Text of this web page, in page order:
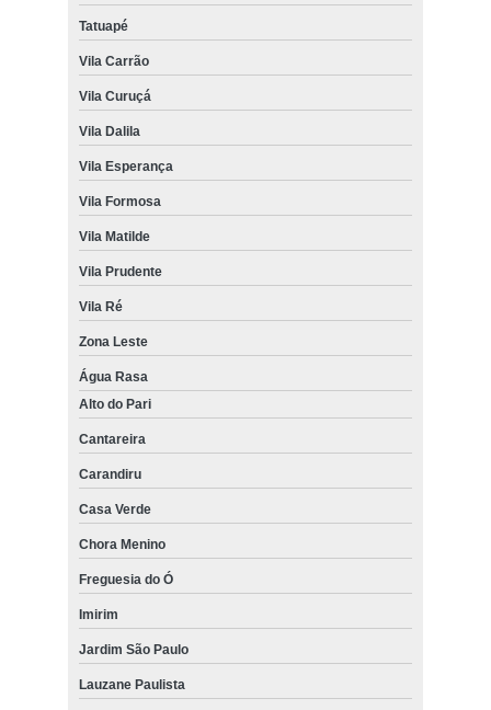
Tatuapé
Vila Carrão
Vila Curuçá
Vila Dalila
Vila Esperança
Vila Formosa
Vila Matilde
Vila Prudente
Vila Ré
Zona Leste
Água Rasa
Alto do Pari
Cantareira
Carandiru
Casa Verde
Chora Menino
Freguesia do Ó
Imirim
Jardim São Paulo
Lauzane Paulista